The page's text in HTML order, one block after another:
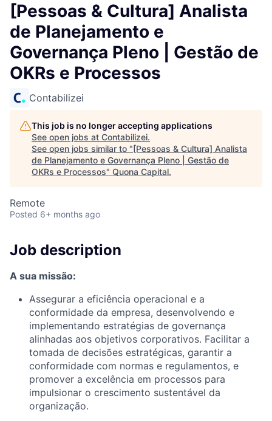
[Pessoas & Cultura] Analista
de Planejamento e
Governança Pleno | Gestão de
OKRs e Processos
Contabilizei
This job is no longer accepting applications
See open jobs at Contabilizei.
See open jobs similar to "[Pessoas & Cultura] Analista
de Planejamento e Governança Pleno | Gestão de
OKRs e Processos" Quona Capital.
Remote
Posted 6+ months ago
Job description
A sua missão:
Assegurar a eficiência operacional e a
conformidade da empresa, desenvolvendo e
implementando estratégias de governança
alinhadas aos objetivos corporativos. Facilitar a
tomada de decisões estratégicas, garantir a
conformidade com normas e regulamentos, e
promover a excelência em processos para
impulsionar o crescimento sustentável da
organização.